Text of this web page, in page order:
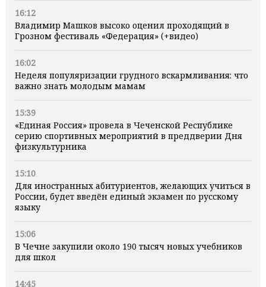
16:12
Владимир Машков высоко оценил проходящий в
Грозном фестиваль «Федерация» (+видео)
16:02
Неделя популяризации грудного вскармливания: что
важно знать молодым мамам
15:39
«Единая Россия» провела в Чеченской Республике
серию спортивных мероприятий в преддверии Дня
физкультурника
15:10
Для иностранных абитуриентов, желающих учиться в
России, будет введён единый экзамен по русскому
языку
15:06
В Чечне закупили около 190 тысяч новых учебников
для школ
14:45